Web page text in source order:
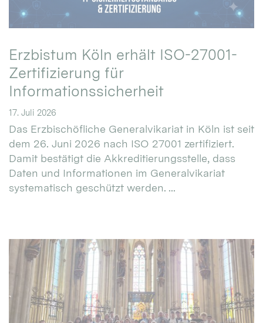
Erzbistum Köln erhält ISO-27001-
Zertifizierung für
Informationssicherheit
17. Juli 2026
Das Erzbischöfliche Generalvikariat in Köln ist seit
dem 26. Juni 2026 nach ISO 27001 zertifiziert.
Damit bestätigt die Akkreditierungsstelle, dass
Daten und Informationen im Generalvikariat
systematisch geschützt werden. ...